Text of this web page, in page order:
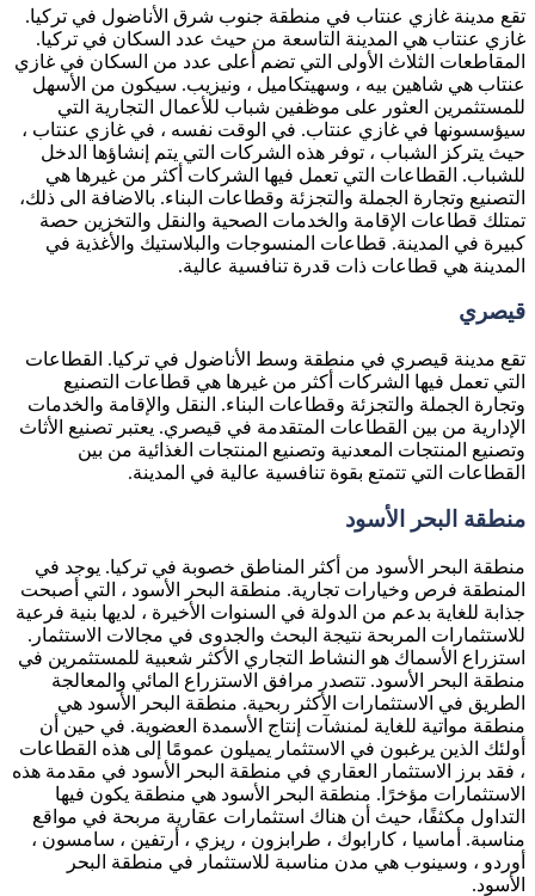
تقع مدينة غازي عنتاب في منطقة جنوب شرق الأناضول في تركيا.
غازي عنتاب هي المدينة التاسعة من حيث عدد السكان في تركيا.
المقاطعات الثلاث الأولى التي تضم أعلى عدد من السكان في غازي
عنتاب هي شاهين بيه ، وسهيتكاميل ، ونيزيب. سيكون من الأسهل
للمستثمرين العثور على موظفين شباب للأعمال التجارية التي
سيؤسسونها في غازي عنتاب. في الوقت نفسه ، في غازي عنتاب ،
حيث يتركز الشباب ، توفر هذه الشركات التي يتم إنشاؤها الدخل
للشباب. القطاعات التي تعمل فيها الشركات أكثر من غيرها هي
التصنيع وتجارة الجملة والتجزئة وقطاعات البناء. بالاضافة الى ذلك،
تمتلك قطاعات الإقامة والخدمات الصحية والنقل والتخزين حصة
كبيرة في المدينة. قطاعات المنسوجات والبلاستيك والأغذية في
المدينة هي قطاعات ذات قدرة تنافسية عالية.
قيصري
تقع مدينة قيصري في منطقة وسط الأناضول في تركيا. القطاعات
التي تعمل فيها الشركات أكثر من غيرها هي قطاعات التصنيع
وتجارة الجملة والتجزئة وقطاعات البناء. النقل والإقامة والخدمات
الإدارية من بين القطاعات المتقدمة في قيصري. يعتبر تصنيع الأثاث
وتصنيع المنتجات المعدنية وتصنيع المنتجات الغذائية من بين
القطاعات التي تتمتع بقوة تنافسية عالية في المدينة.
منطقة البحر الأسود
منطقة البحر الأسود من أكثر المناطق خصوبة في تركيا. يوجد في
المنطقة فرص وخيارات تجارية. منطقة البحر الأسود ، التي أصبحت
جذابة للغاية بدعم من الدولة في السنوات الأخيرة ، لديها بنية فرعية
للاستثمارات المربحة نتيجة البحث والجدوى في مجالات الاستثمار.
استزراع الأسماك هو النشاط التجاري الأكثر شعبية للمستثمرين في
منطقة البحر الأسود. تتصدر مرافق الاستزراع المائي والمعالجة
الطريق في الاستثمارات الأكثر ربحية. منطقة البحر الأسود هي
منطقة مواتية للغاية لمنشآت إنتاج الأسمدة العضوية. في حين أن
أولئك الذين يرغبون في الاستثمار يميلون عمومًا إلى هذه القطاعات
، فقد برز الاستثمار العقاري في منطقة البحر الأسود في مقدمة هذه
الاستثمارات مؤخرًا. منطقة البحر الأسود هي منطقة يكون فيها
التداول مكثفًا، حيث أن هناك استثمارات عقارية مربحة في مواقع
مناسبة. أماسيا ، كارابوك ، طرابزون ، ريزي ، أرتفين ، سامسون ،
أوردو ، وسينوب هي مدن مناسبة للاستثمار في منطقة البحر
الأسود.